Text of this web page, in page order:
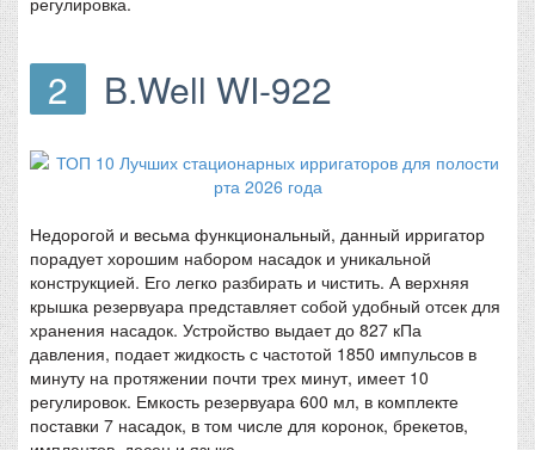
2 B.Well WI-922
Недорогой и весьма функциональный, данный ирригатор
порадует хорошим набором насадок и уникальной
конструкцией. Его легко разбирать и чистить. А верхняя
крышка резервуара представляет собой удобный отсек для
хранения насадок. Устройство выдает до 827 кПа
давления, подает жидкость с частотой 1850 импульсов в
минуту на протяжении почти трех минут, имеет 10
регулировок. Емкость резервуара 600 мл, в комплекте
поставки 7 насадок, в том числе для коронок, брекетов,